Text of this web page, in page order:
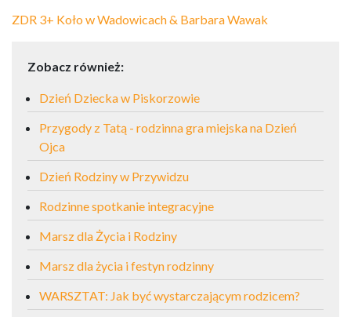
ZDR 3+ Koło w Wadowicach & Barbara Wawak
Zobacz również:
Dzień Dziecka w Piskorzowie
Przygody z Tatą - rodzinna gra miejska na Dzień
Ojca
Dzień Rodziny w Przywidzu
Rodzinne spotkanie integracyjne
Marsz dla Życia i Rodziny
Marsz dla życia i festyn rodzinny
WARSZTAT: Jak być wystarczającym rodzicem?